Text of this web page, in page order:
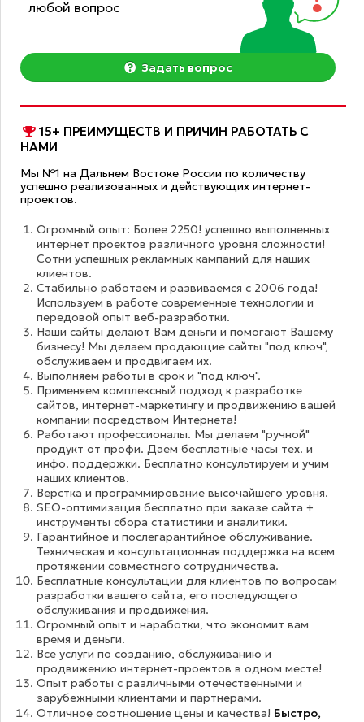
любой вопрос
Задать вопрос
15+ ПРЕИМУЩЕСТВ И ПРИЧИН РАБОТАТЬ С
НАМИ
Мы №1 на Дальнем Востоке России по количеству
успешно реализованных и действующих интернет-
проектов.
Огромный опыт: Более 2250! успешно выполненных
интернет проектов различного уровня сложности!
Сотни успешных рекламных кампаний для наших
клиентов.
Стабильно работаем и развиваемся с 2006 года!
Используем в работе современные технологии и
передовой опыт веб-разработки.
Наши сайты делают Вам деньги и помогают Вашему
бизнесу! Мы делаем продающие сайты "под ключ",
обслуживаем и продвигаем их.
Выполняем работы в срок и "под ключ".
Применяем комплексный подход к разработке
сайтов, интернет-маркетингу и продвижению вашей
компании посредством Интернета!
Работают профессионалы. Мы делаем "ручной"
продукт от профи. Даем бесплатные часы тех. и
инфо. поддержки. Бесплатно консультируем и учим
наших клиентов.
Верстка и программирование высочайшего уровня.
SEO-оптимизация бесплатно при заказе сайта +
инструменты сбора статистики и аналитики.
Гарантийное и послегарантийное обслуживание.
Техническая и консультационная поддержка на всем
протяжении совместного сотрудничества.
Бесплатные консультации для клиентов по вопросам
разработки вашего сайта, его последующего
обслуживания и продвижения.
Огромный опыт и наработки, что экономит вам
время и деньги.
Все услуги по созданию, обслуживанию и
продвижению интернет-проектов в одном месте!
Опыт работы с различными отечественными и
зарубежными клиентами и партнерами.
Отличное соотношение цены и качества! Быстро,